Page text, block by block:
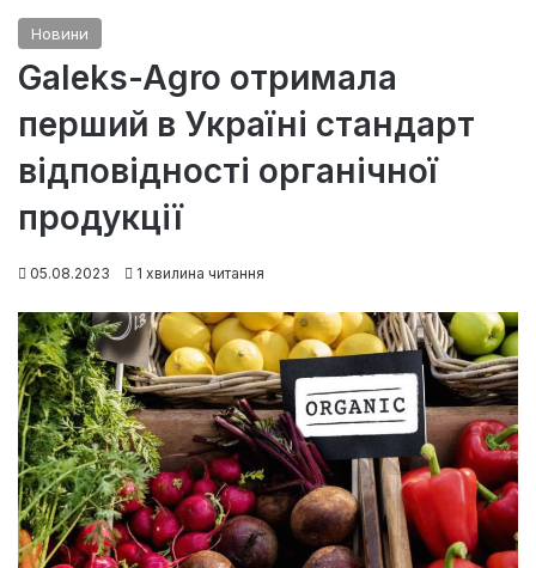
Новини
Galeks-Agro отримала
перший в Україні стандарт
відповідності органічної
продукції
05.08.2023 1 хвилина читання